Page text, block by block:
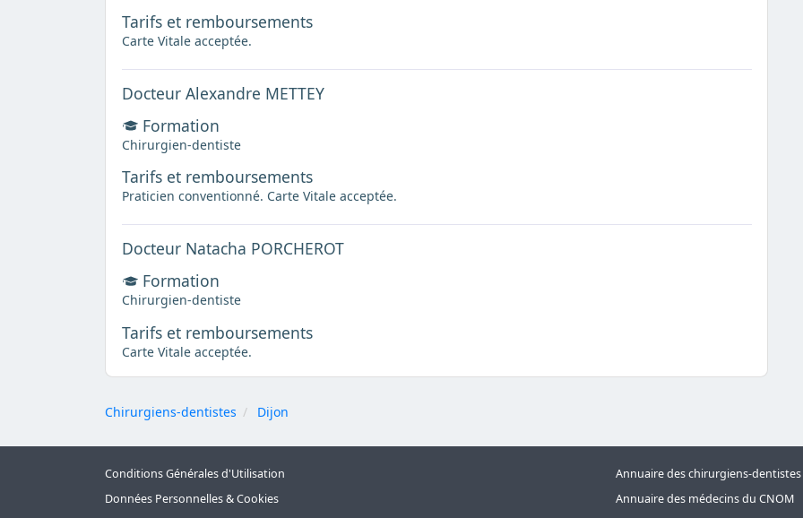
Tarifs et remboursements
Carte Vitale acceptée.
Docteur Alexandre METTEY
Formation
Chirurgien-dentiste
Tarifs et remboursements
Praticien conventionné. Carte Vitale acceptée.
Docteur Natacha PORCHEROT
Formation
Chirurgien-dentiste
Tarifs et remboursements
Carte Vitale acceptée.
Chirurgiens-dentistes Dijon
Conditions Générales d'Utilisation
Données Personnelles & Cookies
Annuaire des chirurgiens-dentistes
Annuaire des médecins du CNOM